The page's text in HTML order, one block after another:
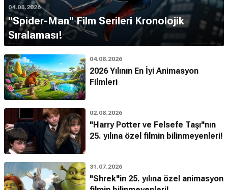
04.08.2026
''Spider-Man'' Film Serileri Kronolojik
Sıralaması!
04.08.2026
2026 Yılının En İyi Animasyon
Filmleri
02.08.2026
"Harry Potter ve Felsefe Taşı"nın
25. yılına özel filmin bilinmeyenleri!
31.07.2026
"Shrek"in 25. yılına özel animasyon